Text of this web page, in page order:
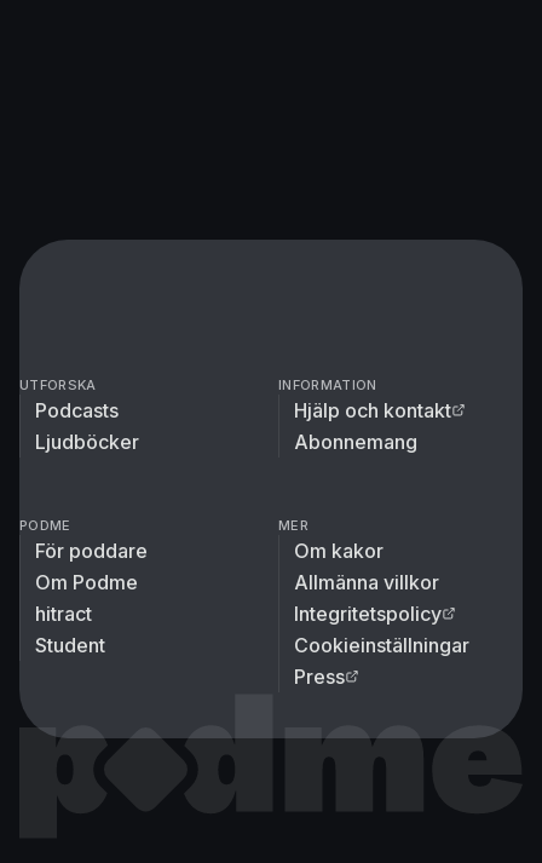
UTFORSKA
Podcasts
Ljudböcker
INFORMATION
Hjälp och kontakt
Abonnemang
PODME
För poddare
Om Podme
hitract
Student
MER
Om kakor
Allmänna villkor
Integritetspolicy
Cookieinställningar
Press